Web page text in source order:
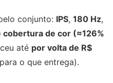
conjunto: IPS, 180 Hz,
cobertura de cor (≈126%
até por volta de R$
o que entrega).